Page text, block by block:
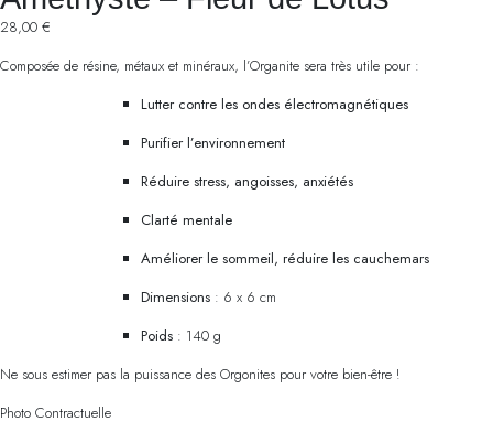
28,00 €
Composée de résine, métaux et minéraux, l’Organite sera très utile pour :
Lutter contre les ondes électromagnétiques
Purifier l’environnement
Réduire stress, angoisses, anxiétés
Clarté mentale
Améliorer le sommeil, réduire les cauchemars
Dimensions : 6 x 6 cm
Poids : 140 g
Ne sous estimer pas la puissance des Orgonites pour votre bien-être !
Photo Contractuelle